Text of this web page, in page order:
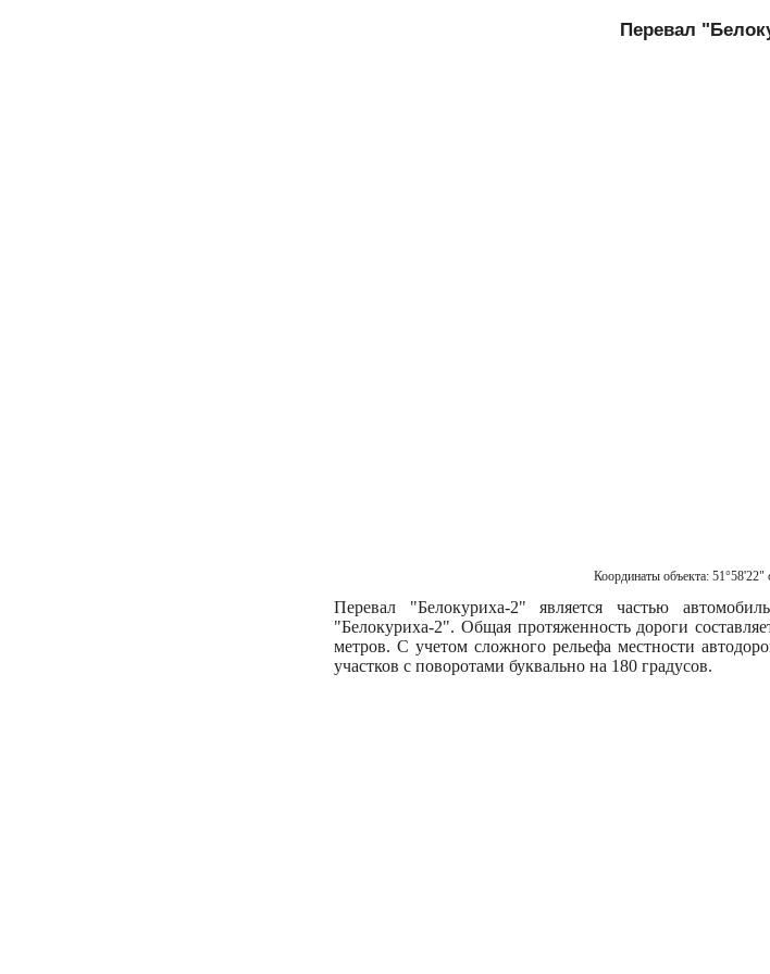
Перевал
Координаты объекта: 51°58'22"
Перевал "Белокуриха-2" является частью
"Белокуриха-2". Общая протяженность дороги
метров. С учетом сложного рельефа местности
участков с поворотами буквально на 180 градусов.